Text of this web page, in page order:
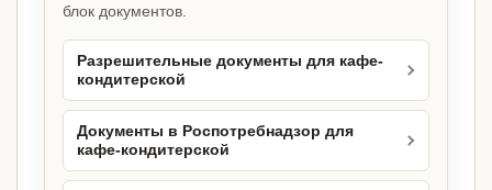
блок документов.
Разрешительные документы для кафе-
кондитерской
Документы в Роспотребнадзор для
кафе-кондитерской